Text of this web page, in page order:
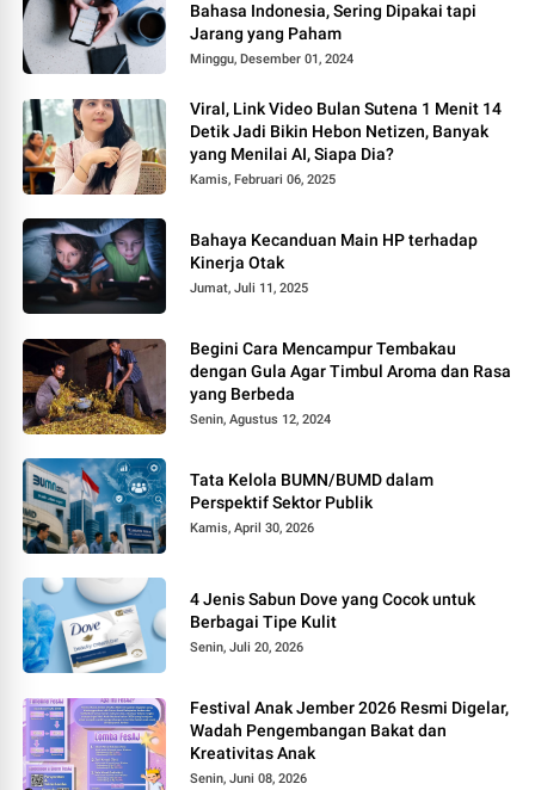
Bahasa Indonesia, Sering Dipakai tapi
Jarang yang Paham
Minggu, Desember 01, 2024
Viral, Link Video Bulan Sutena 1 Menit 14
Detik Jadi Bikin Hebon Netizen, Banyak
yang Menilai AI, Siapa Dia?
Kamis, Februari 06, 2025
Bahaya Kecanduan Main HP terhadap
Kinerja Otak
Jumat, Juli 11, 2025
Begini Cara Mencampur Tembakau
dengan Gula Agar Timbul Aroma dan Rasa
yang Berbeda
Senin, Agustus 12, 2024
Tata Kelola BUMN/BUMD dalam
Perspektif Sektor Publik
Kamis, April 30, 2026
4 Jenis Sabun Dove yang Cocok untuk
Berbagai Tipe Kulit
Senin, Juli 20, 2026
Festival Anak Jember 2026 Resmi Digelar,
Wadah Pengembangan Bakat dan
Kreativitas Anak
Senin, Juni 08, 2026